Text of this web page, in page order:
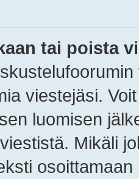
tai poista
viestejäsi.
luomisen
Mikäli